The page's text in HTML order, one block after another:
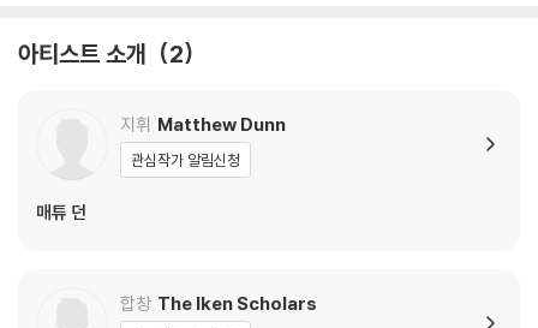
with a soft centre at the core and clear-toned and pretty fearl
ess trebles...they've done us a fine service by bringing some n
아티스트 소개 2
지휘 Matthew Dunn
관심작가 알림신청
매튜 던
합창 The Iken Scholars